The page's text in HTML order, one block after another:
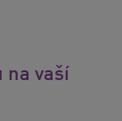
na vaší